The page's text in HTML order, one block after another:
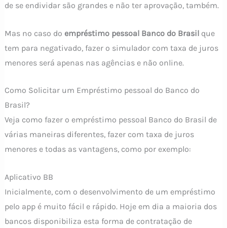
de se endividar são grandes e não ter aprovação, também.
Mas no caso do empréstimo pessoal Banco do Brasilque
tem para negativado, fazer o simulador com taxa de juros
menores será apenas nas agências e não online.
Como Solicitar um Empréstimo pessoal do Banco do
Brasil?
Veja como fazer o empréstimo pessoal Banco do Brasil de
várias maneiras diferentes, fazer com taxa de juros
menores e todas as vantagens, como por exemplo:
Aplicativo BB
Inicialmente, com o desenvolvimento de um empréstimo
pelo app é muito fácil e rápido. Hoje em dia a maioria dos
bancos disponibiliza esta forma de contratação de